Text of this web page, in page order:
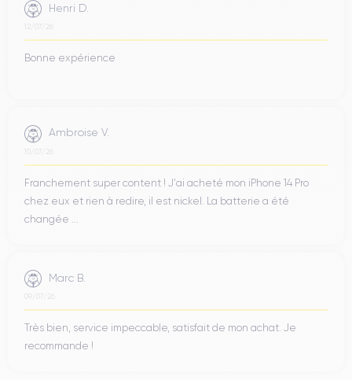
Henri D.
12/07/26
Bonne expérience
Ambroise V.
10/07/26
Franchement super content ! J'ai acheté mon iPhone 14 Pro
chez eux et rien à redire, il est nickel. La batterie a été
changée ...
Marc B.
09/07/26
Très bien, service impeccable, satisfait de mon achat. Je
recommande !